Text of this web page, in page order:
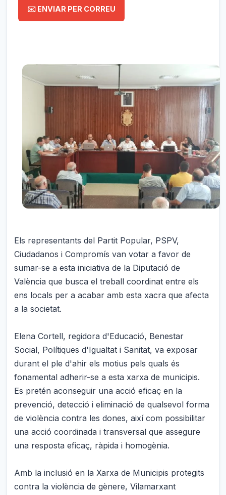
✉️ ENVIAR PER CORREU
Els representants del Partit Popular, PSPV,
Ciudadanos i Compromís van votar a favor de
sumar-se a esta iniciativa de la Diputació de
València que busca el treball coordinat entre els
ens locals per a acabar amb esta xacra que afecta
a la societat.
Elena Cortell, regidora d'Educació, Benestar
Social, Polítiques d'Igualtat i Sanitat, va exposar
durant el ple d'ahir els motius pels quals és
fonamental adherir-se a esta xarxa de municipis.
Es pretén aconseguir una acció eficaç en la
prevenció, detecció i eliminació de qualsevol forma
de violència contra les dones, així com possibilitar
una acció coordinada i transversal que assegure
una resposta eficaç, ràpida i homogènia.
Amb la inclusió en la Xarxa de Municipis protegits
contra la violència de gènere, Vilamarxant